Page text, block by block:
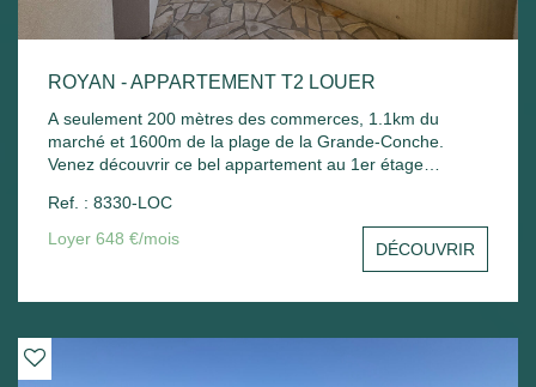
ROYAN - APPARTEMENT T2 LOUER
A seulement 200 mètres des commerces, 1.1km du
marché et 1600m de la plage de la Grande-Conche.
Venez découvrir ce bel appartement au 1er étage
cuisine, une chambre avec placard, une salle de bain
avec sèche serviette, un wc et un stationnement commun.
Chauffage électrique et ballon d'eau chaude électrique.
Ref. : 8330-LOC
Loyer 648 €/mois
DÉCOUVRIR